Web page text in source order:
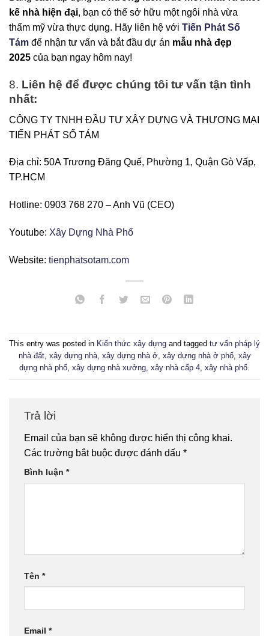
kế nhà hiện đại, bạn có thể sở hữu một ngôi nhà vừa
thẩm mỹ vừa thực dụng. Hãy liên hệ với Tiến Phát Số
Tám để nhận tư vấn và bắt đầu dự án mẫu nhà đẹp
2025 của bạn ngay hôm nay!
8. Liên hệ để được chúng tôi tư vấn tận tình
nhất:
CÔNG TY TNHH ĐẦU TƯ XÂY DỰNG VÀ THƯƠNG MẠI
TIẾN PHÁT SỐ TÁM
Địa chỉ: 50A Trương Đăng Quế, Phường 1, Quận Gò Vấp,
TP.HCM
Hotline: 0903 768 270 – Anh Vũ (CEO)
Youtube: Xây Dựng Nhà Phố
Website: tienphatsotam.com
This entry was posted in Kiến thức xây dựng and tagged tư vấn pháp lý
nhà đất, xây dựng nhà, xây dựng nhà ở, xây dựng nhà ở phố, xây
dựng nhà phố, xây dựng nhà xưởng, xây nhà cấp 4, xây nhà phố.
Trả lời
Email của bạn sẽ không được hiển thị công khai.
Các trường bắt buộc được đánh dấu *
Bình luận *
Tên *
Email *